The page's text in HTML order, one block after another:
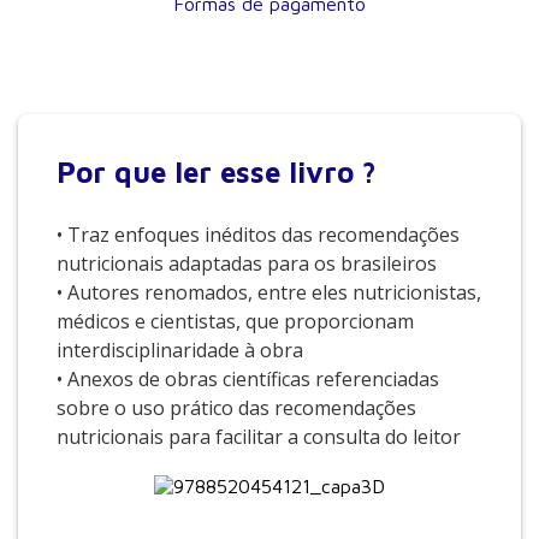
Por que ler esse livro ?
• Traz enfoques inéditos das recomendações
nutricionais adaptadas para os brasileiros
• Autores renomados, entre eles nutricionistas,
médicos e cientistas, que proporcionam
interdisciplinaridade à obra
• Anexos de obras científicas referenciadas
sobre o uso prático das recomendações
nutricionais para facilitar a consulta do leitor